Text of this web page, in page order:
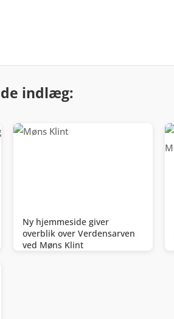
indlæg:
Ny hjemmeside giver
overblik over Verdensarven
ved Møns Klint